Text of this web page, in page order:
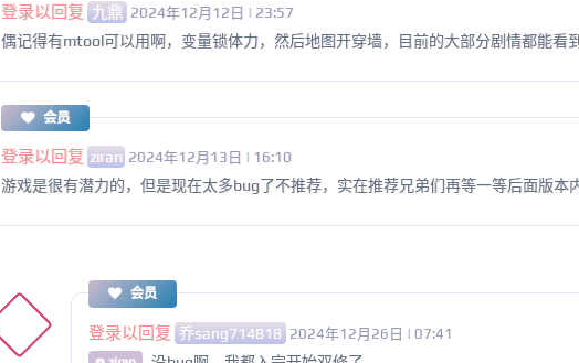
登录以回复 九鼎 2024年12月12日 | 23:57
偶记得有mtool可以用啊，变量锁体力，然后地图开穿墙，目前的大部分剧情都能看到
会员
登录以回复 ziran 2024年12月13日 | 16:10
游戏是很有潜力的，但是现在太多bug了不推荐，实在推荐兄弟们再等一等后面版本
会员
登录以回复 乔sang714818 2024年12月26日 | 07:41